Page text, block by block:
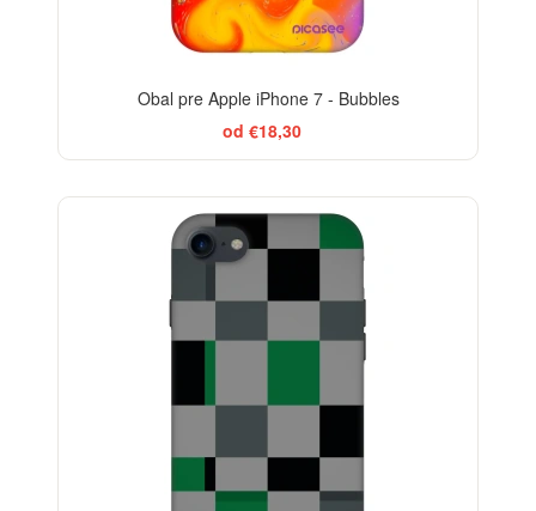
Obal pre Apple iPhone 7 - Bubbles
od €18,30